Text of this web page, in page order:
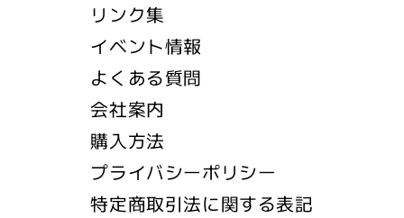
リンク集
イベント情報
よくある質問
会社案内
購入方法
プライバシーポリシー
特定商取引法に関する表記